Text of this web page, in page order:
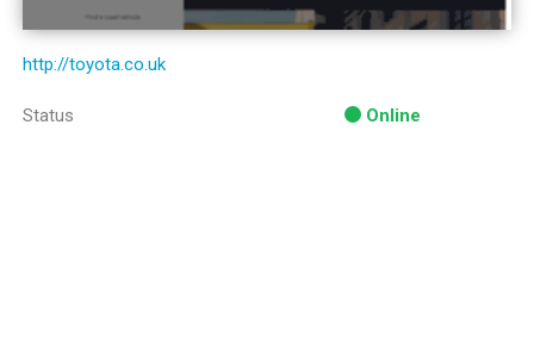
http://toyota.co.uk
Status Online